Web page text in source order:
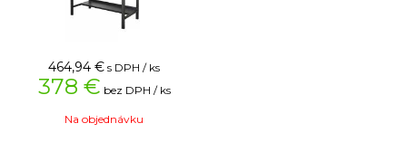
464,94 € s DPH / ks
378 € bez DPH / ks
Na objednávku